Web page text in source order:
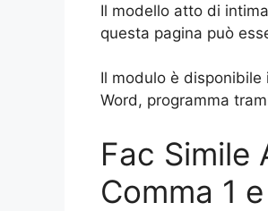
Il modello atto di
questa pagina può
Il modulo è
Word, programma
Fac Simile
Comma 1